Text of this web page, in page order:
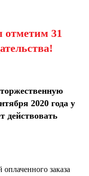
отметим 31
2020 года у
действовать
оплаченного заказа